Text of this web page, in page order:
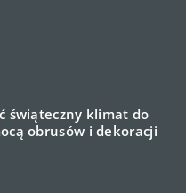
świąteczny klimat do
obrusów i dekoracji